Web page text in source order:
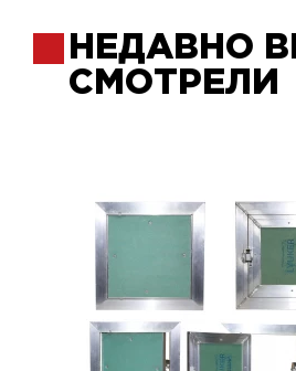
НЕДАВНО
СМОТРЕЛИ